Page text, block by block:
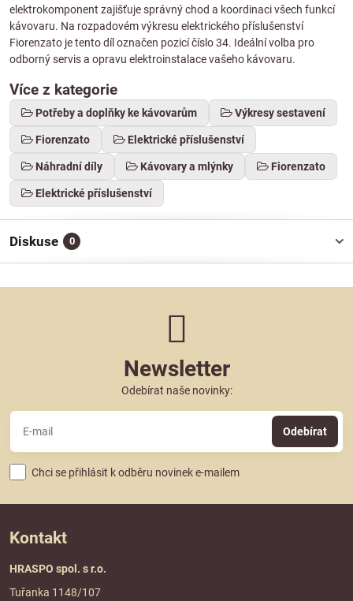
elektrokomponent zajišťuje správný chod a koordinaci všech funkcí
kávovaru. Na rozpadovém výkresu elektrického příslušenství
Fiorenzato je tento díl označen pozicí číslo 34. Ideální volba pro
odborný servis a opravu elektroinstalace vašeho kávovaru.
Více z kategorie
Potřeby a doplňky ke kávovarům Výkresy sestavení
Fiorenzato Elektrické příslušenství
Náhradní díly Kávovary a mlýnky Fiorenzato
Elektrické příslušenství
Diskuse 0
Newsletter
Odebírat naše novinky:
Odebírat
Chci se přihlásit k odběru novinek e-mailem
Kontakt
HRASPO spol. s r.o.
Tuřanka 1148/107